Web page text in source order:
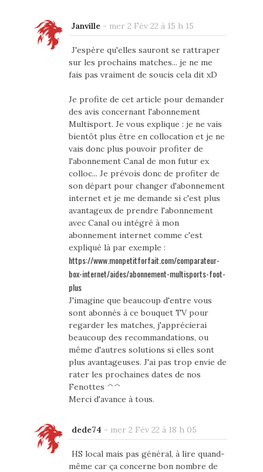
Janville- mer 2 Fév 22 à 15 h 15
J'espère qu'elles sauront se rattraper
sur les prochains matches... je ne me
fais pas vraiment de soucis cela dit xD
Je profite de cet article pour demander
des avis concernant l'abonnement
Multisport. Je vous explique : je ne vais
bientôt plus être en collocation et je ne
vais donc plus pouvoir profiter de
l'abonnement Canal de mon futur ex
colloc... Je prévois donc de profiter de
son départ pour changer d'abonnement
internet et je me demande si c'est plus
avantageux de prendre l'abonnement
avec Canal ou intégré à mon
abonnement internet comme c'est
expliqué là par exemple :
https://www.monpetitforfait.com/comparateur-
box-internet/aides/abonnement-multisports-foot-
plus
J'imagine que beaucoup d'entre vous
sont abonnés à ce bouquet TV pour
regarder les matches, j'apprécierai
beaucoup des recommandations, ou
même d'autres solutions si elles sont
plus avantageuses. J'ai pas trop envie de
rater les prochaines dates de nos
Fenottes ^^
Merci d'avance à tous.
dede74 - mer 2 Fév 22 à 18 h 05
HS local mais pas général, à lire quand-
même car ça concerne bon nombre de